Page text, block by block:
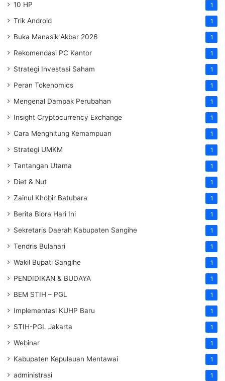
10 HP 1
Trik Android 1
Buka Manasik Akbar 2026 1
Rekomendasi PC Kantor 1
Strategi Investasi Saham 1
Peran Tokenomics 1
Mengenal Dampak Perubahan 1
Insight Cryptocurrency Exchange 1
Cara Menghitung Kemampuan 1
Strategi UMKM 1
Tantangan Utama 1
Diet & Nut 1
Zainul Khobir Batubara 1
Berita Blora Hari Ini 1
Sekretaris Daerah Kabupaten Sangihe 1
Tendris Bulahari 1
Wakil Bupati Sangihe 1
PENDIDIKAN & BUDAYA 1
BEM STIH – PGL 1
Implementasi KUHP Baru 1
STIH-PGL Jakarta 1
Webinar 1
Kabupaten Kepulauan Mentawai 1
administrasi 1